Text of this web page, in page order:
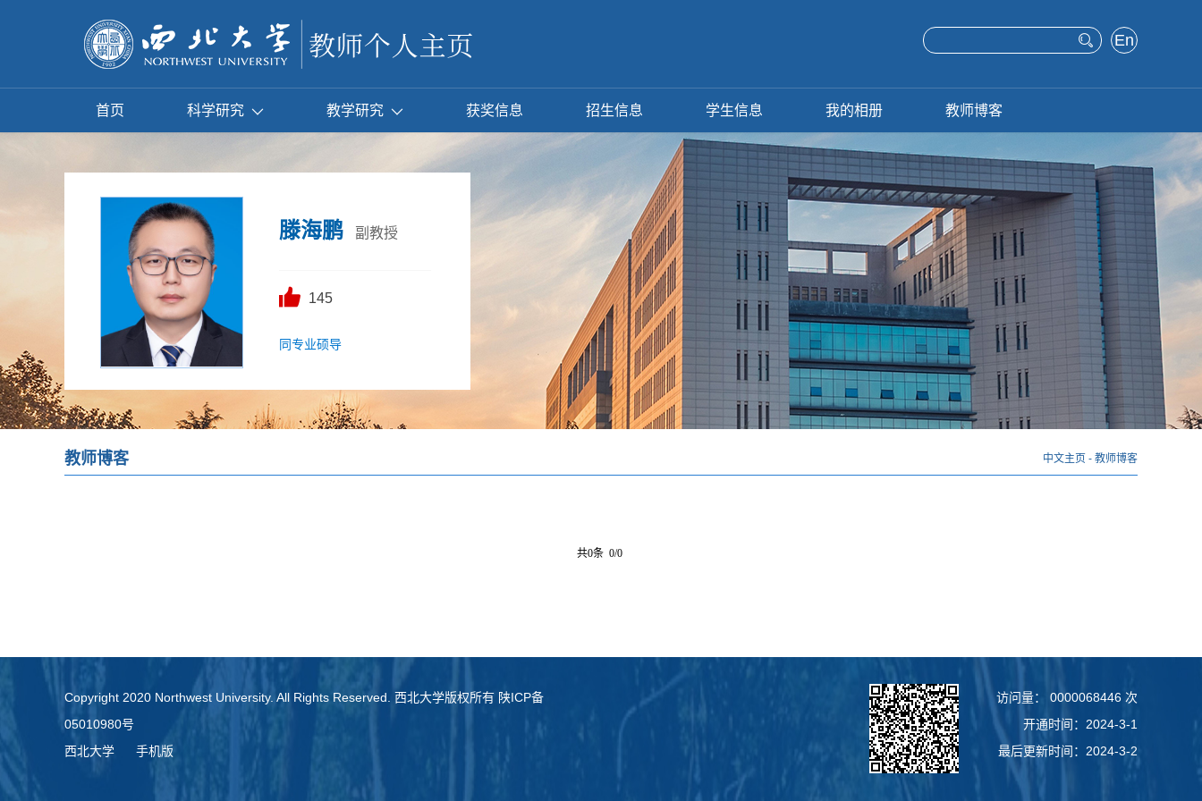
En
h
首页 科学研究 教学研究 获奖信息 招生信息 学生信息 我的相册 教师博客
滕海鹏 副教授
145
同专业硕导
教师博客 中文主页 - 教师博客
共0条 0/0
Copyright 2020 Northwest University. All Rights Reserved. 西北大学版权所有 陕ICP备
05010980号
西北大学
手机版
访问量： 0000068446 次
开通时间： 2024-3-1
最后更新时间： 2024-3-2